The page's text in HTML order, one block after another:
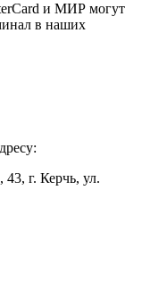
и МИР могут
в наших
43, г. Керчь, ул.